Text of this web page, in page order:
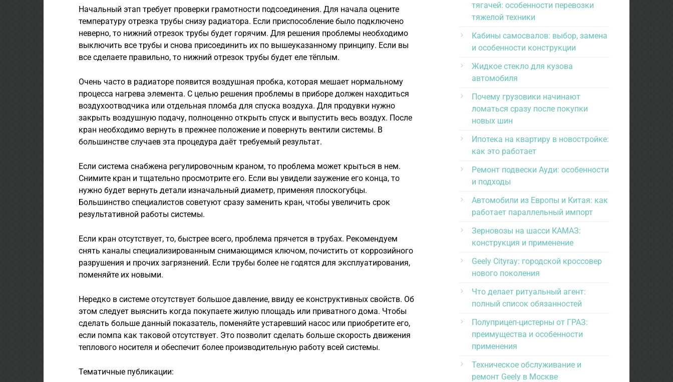
Начальный этап требует проверки грамотности подсоединения. Для начала оцените
температуру отрезка трубы снизу радиатора. Если приспособление было подключено
неверно, то нижний отрезок трубы будет горячим. Для решения проблемы необходимо
выключить все трубы и снова присоединить их по вышеуказанному принципу. Если вы
все сделаете правильно, то нижний отрезок трубы будет еле тёплым.
Очень часто в радиаторе появится воздушная пробка, которая мешает нормальному
процесса нагрева элемента. С целью решения проблемы в приборе должен находиться
воздухоотводчика или отдельная пломба для спуска воздуха. Для продувки нужно
закрыть воздушную подачу, полноценно открыть спуск и выпустить весь воздух. После
кран необходимо вернуть в прежнее положение и повернуть вентили системы. В
большинстве случаев эта процедура даёт требуемый результат.
Если система снабжена регулировочным краном, то проблема может крыться в нем.
Снимите кран и тщательно просмотрите его. Если вы увидели заужение его конца, то
нужно будет вернуть детали изначальный диаметр, применяя плоскогубцы.
Большинство специалистов советуют сразу заменить кран, чтобы увеличить срок
результативной работы системы.
Если кран отсутствует, то, быстрее всего, проблема прячется в трубах. Рекомендуем
снять каналы специализированным снимающимся ключом, почистить от коррозийного
разрушения и прочих загрязнений. Если трубы более не годятся для эксплуатирования,
поменяйте их новыми.
Нередко в системе отсутствует большое давление, ввиду ее конструктивных свойств. Об
этом следует выяснить когда покупаете жилую площадь или приватного дома. Чтобы
сделать больше данный показатель, поменяйте устаревший насос или приобретите его,
если помпа как таковой отсутствует. Это позволит сделать больше скорость движения
теплового носителя и обеспечит более производительную работу всей системы.
Тематичные публикации:
тягачей: особенности перевозки
тяжелой техники
Кабины самосвалов: выбор, замена
и особенности конструкции
Жидкое стекло для кузова
автомобиля
Почему грузовики начинают
ломаться сразу после покупки
новых шин
Ипотека на квартиру в новостройке:
как это работает
Ремонт подвески Ауди: особенности
и подходы
Автомобили из Европы и Китая: как
работает параллельный импорт
Зерновозы на шасси КАМАЗ:
конструкция и применение
Geely Cityray: городской кроссовер
нового поколения
Что делает ритуальный агент:
полный список обязанностей
Полуприцеп-цистерны от ГРАЗ:
преимущества и особенности
применения
Техническое обслуживание и
ремонт Geely в Москве